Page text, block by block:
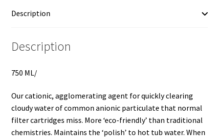
Description
Description
750 ML/
Our cationic, agglomerating agent for quickly clearing
cloudy water of common anionic particulate that normal
filter cartridges miss. More ‘eco-friendly’ than traditional
chemistries. Maintains the ‘polish’ to hot tub water. When